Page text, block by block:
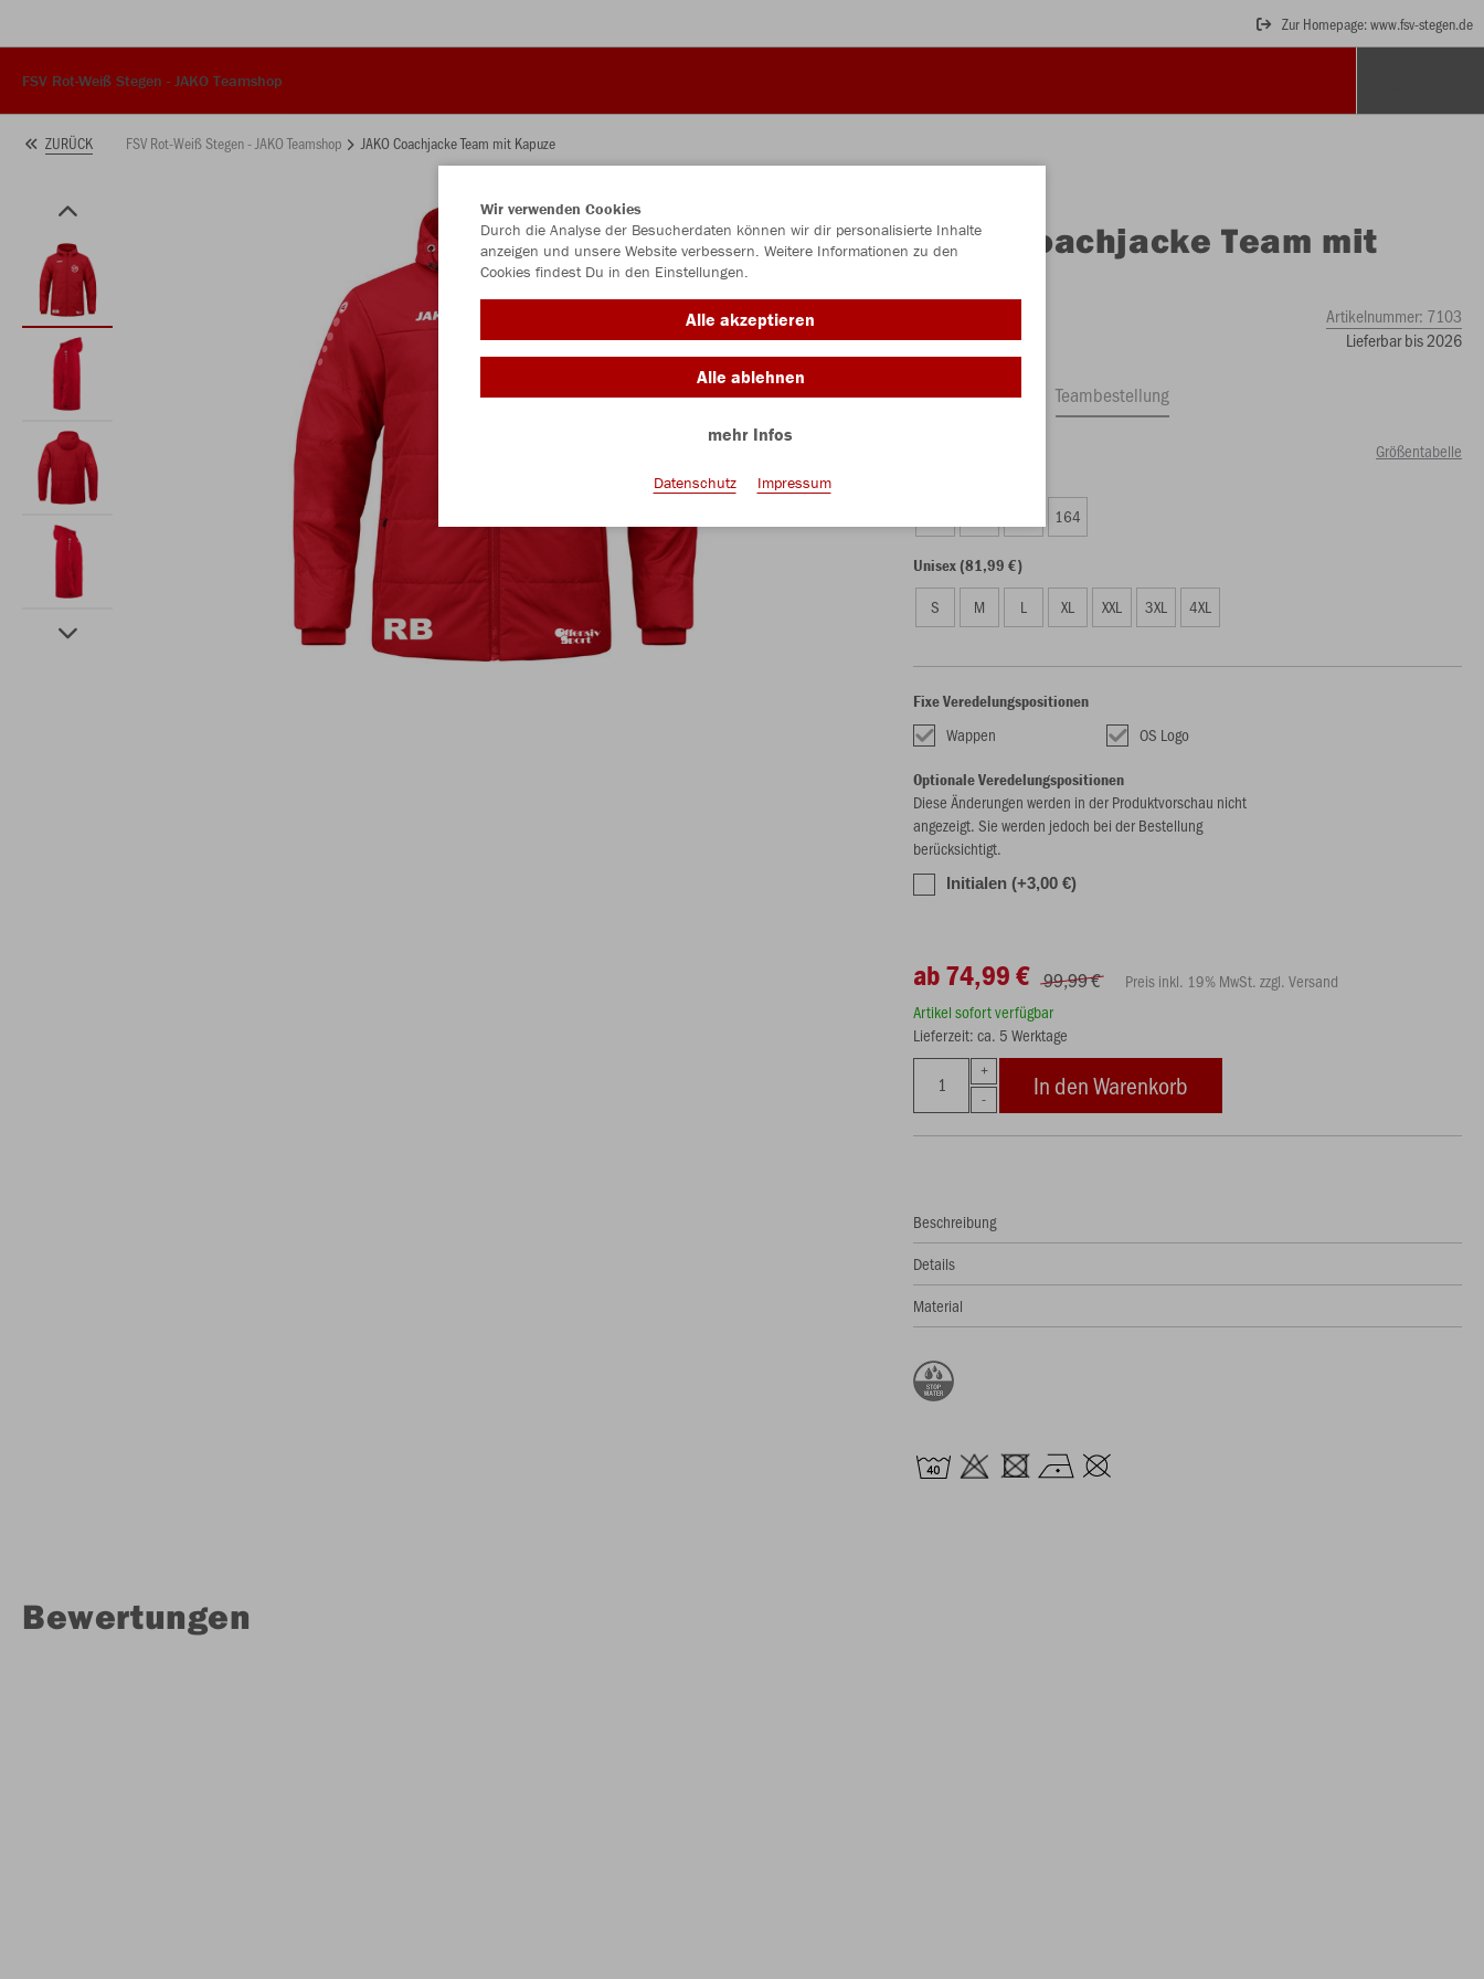
Zur Homepage: www.fsv-stegen.de
FSV Rot-Weiß Stegen - JAKO Teamshop
ZURÜCK FSV Rot-Weiß Stegen - JAKO Teamshop JAKO Coachjacke Team mit Kapuze
JAKO
Coachjacke Team mit
Artikelnummer: 7103
Lieferbar bis 2026
Einzelauftrag Teambestellung
Größentabelle
164
Unisex (81,99 €)
S M L XL XXL 3XL 4XL
Fixe Veredelungspositionen
Wappen OS Logo
Optionale Veredelungspositionen
Diese Änderungen werden in der Produktvorschau nicht
angezeigt. Sie werden jedoch bei der Bestellung
berücksichtigt.
Initialen (+3,00 €)
ab 74,99 € 99,99 €
Preis inkl. 19% MwSt. zzgl. Versand
Artikel sofort verfügbar
Lieferzeit: ca. 5 Werktage
In den Warenkorb
Beschreibung
Details
Material
Bewertungen
Wir verwenden Cookies
Durch die Analyse der Besucherdaten können wir dir personalisierte Inhalte
anzeigen und unsere Website verbessern. Weitere Informationen zu den
Cookies findest Du in den Einstellungen.
Alle akzeptieren
Alle ablehnen
mehr Infos
Datenschutz Impressum